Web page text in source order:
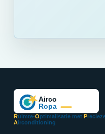
Ruimte-Optimalisatie met P
Airconditioning